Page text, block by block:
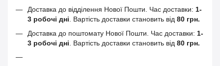
Доставка до відділення Нової Пошти. Час доставки: 1-
3 робочі дні. Вартість доставки становить від 80 грн.
Доставка до поштомату Нової Пошти. Час доставки: 1-
3 робочі дні . Вартість доставки становить від 80 грн.